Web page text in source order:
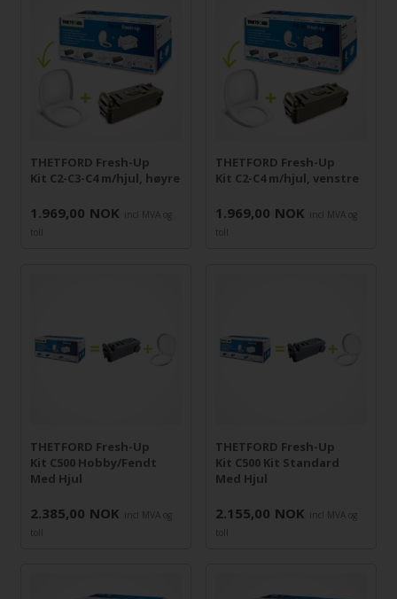
THETFORD Fresh-Up
Kit C2-C3-C4 m/hjul, høyre
1.969,00 NOK
incl MVA og
toll
THETFORD Fresh-Up
Kit C2-C4 m/hjul, venstre
1.969,00 NOK
incl MVA og
toll
THETFORD Fresh-Up
Kit C500 Hobby/Fendt
Med Hjul
2.385,00 NOK
incl MVA og
toll
THETFORD Fresh-Up
Kit C500 Kit Standard
Med Hjul
2.155,00 NOK
incl MVA og
toll